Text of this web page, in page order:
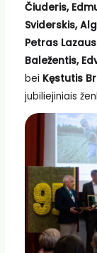
Čiuderis,
Sviderskis,
Petras
Baležentis,
bei Kęstutis
jubiliejiniais